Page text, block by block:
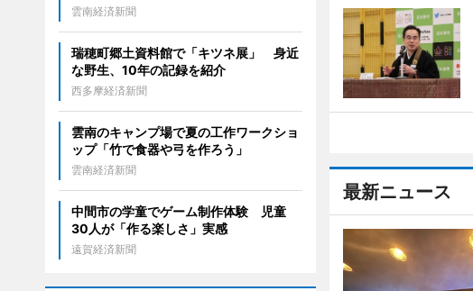
最新ニュース
雲南経済新聞
瑞穂町郷土資料館で「キツネ展」 身近
な野生、10年の記録を紹介
西多摩経済新聞
雲南のキャンプ場で夏の工作ワークショ
ップ「竹で食器や弓を作ろう」
雲南経済新聞
中間市の学童でゲーム制作体験 児童
30人が「作る楽しさ」実感
遠賀経済新聞